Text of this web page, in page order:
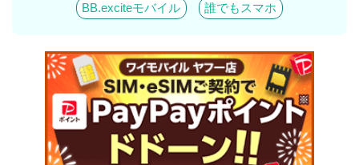
BB.exciteモバイル 誰でもスマホ